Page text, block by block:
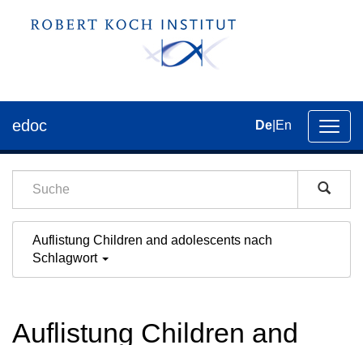
der
edoc De En
Auflistung Children and adolescents nach
Schlagwort
Auflistung Children and